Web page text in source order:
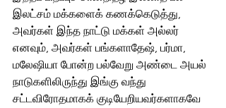
இலட்சம் மக்களைக் கணக்கெடுத்து,
அவர்கள் இந்த நாட்டு மக்கள் அல்லர்
எனவும், அவர்கள் பங்களாதேஷ், பர்மா,
மலேஷியா போன்ற பல்வேறு அண்டை அயல்
நாடுகளிலிருந்து இங்கு வந்து
சட்டவிரோதமாகக் குடியேறியவர்களாகவே